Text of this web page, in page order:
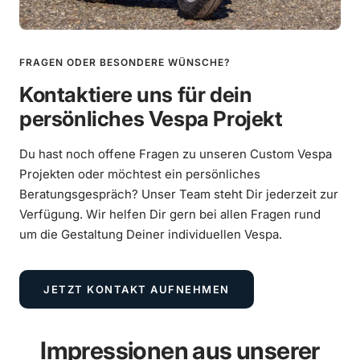
FRAGEN ODER BESONDERE WÜNSCHE?
Kontaktiere uns für dein
persönliches Vespa Projekt
Du hast noch offene Fragen zu unseren Custom Vespa
Projekten oder möchtest ein persönliches
Beratungsgespräch? Unser Team steht Dir jederzeit zur
Verfügung. Wir helfen Dir gern bei allen Fragen rund
um die Gestaltung Deiner individuellen Vespa.
JETZT KONTAKT AUFNEHMEN
Impressionen aus unserer
Vespa 250ccm Wideframe Umbau mit